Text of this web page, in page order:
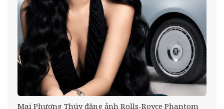
Mai Phương Thúy đăng ảnh Rolls-Royce Phantom